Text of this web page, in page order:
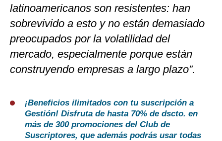
latinoamericanos son resistentes: han
sobrevivido a esto y no están demasiado
preocupados por la volatilidad del
mercado, especialmente porque están
construyendo empresas a largo plazo”.
¡Beneficios ilimitados con tu suscripción a
Gestión! Disfruta de hasta 70% de dscto. en
más de 300 promociones del Club de
Suscriptores, que además podrás usar todas